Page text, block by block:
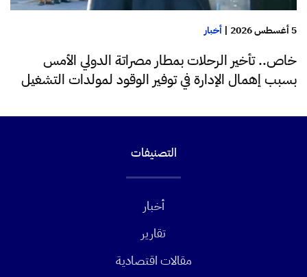
5 أغسطس 2026 | أخبار
خاص.. تأخير الرحلات بمطار مصراتة الدولي الأمس
بسبب إهمال الإدارة في توفير الوقود لمولدات التشغيل
التصنيفات
أخبار
تقارير
مقالات اقتصادية